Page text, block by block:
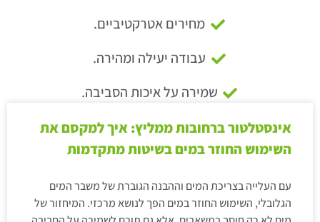
מחירים אטרקטיביים.
עבודה יעילה ומהירה.
שמירה על איכות הסביבה.
אינסטלטור ברחובות ממליץ: איך למקסם את
השימוש החוזר במים בשיטות מתקדמות
עם העלייה בצריכת המים וההבנה הגוברת של משבר המים
הגלובלי, השימוש החוזר במים הפך לנושא מרכזי. המיחזור של